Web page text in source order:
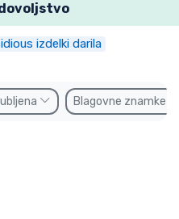
izdelki darila
Blagovne znamke
Registracija